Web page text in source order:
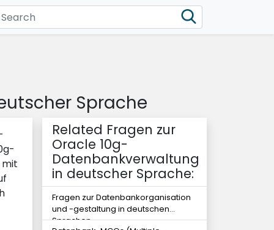
Sprache
mit
Related Fragen zur
Oracle 10g-
Datenbankverwaltung
in deutscher Sprache:
Fragen zur Datenbankorganisation
und -gestaltung in deutschen
Sprachen